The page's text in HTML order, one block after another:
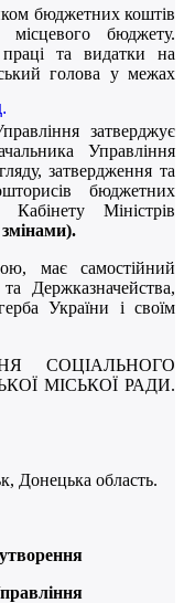
бюджетних коштів
бюджету.
та видатки на
голова у межах
затверджує
Управління
затвердження та
бюджетних
Міністрів
змінами).
має самостійний
Держказначейства,
України і своїм
СОЦІАЛЬНОГО
МІСЬКОЇ РАДИ.
Донецька область.